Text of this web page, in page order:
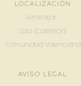
LOCALIZACIÓN
Almedijar
12413 (Castellón)
Comunidad Valenciana
AVISO LEGAL